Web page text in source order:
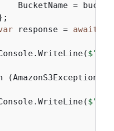
BucketName =
response = await
(AmazonS3Exception